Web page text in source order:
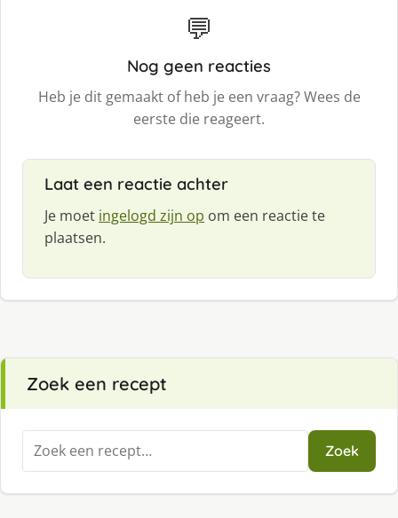
💬
Nog geen reacties
Heb je dit gemaakt of heb je een vraag? Wees de
eerste die reageert.
Laat een reactie achter
Je moet ingelogd zijn op om een reactie te
plaatsen.
Zoek een recept
Zoeken
naar:
Zoek